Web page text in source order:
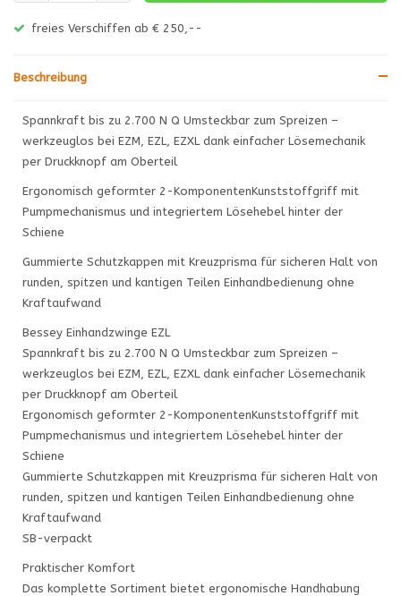
freies Verschiffen ab € 250,--
Beschreibung
Spannkraft bis zu 2.700 N Q Umsteckbar zum Spreizen –
werkzeuglos bei EZM, EZL, EZXL dank einfacher Lösemechanik
per Druckknopf am Oberteil
Ergonomisch geformter 2-KomponentenKunststoffgriff mit
Pumpmechanismus und integriertem Lösehebel hinter der
Schiene
Gummierte Schutzkappen mit Kreuzprisma für sicheren Halt von
runden, spitzen und kantigen Teilen Einhandbedienung ohne
Kraftaufwand
Bessey Einhandzwinge EZL
Spannkraft bis zu 2.700 N Q Umsteckbar zum Spreizen –
werkzeuglos bei EZM, EZL, EZXL dank einfacher Lösemechanik
per Druckknopf am Oberteil
Ergonomisch geformter 2-KomponentenKunststoffgriff mit
Pumpmechanismus und integriertem Lösehebel hinter der
Schiene
Gummierte Schutzkappen mit Kreuzprisma für sicheren Halt von
runden, spitzen und kantigen Teilen Einhandbedienung ohne
Kraftaufwand
SB-verpackt
Praktischer Komfort
Das komplette Sortiment bietet ergonomische Handhabung